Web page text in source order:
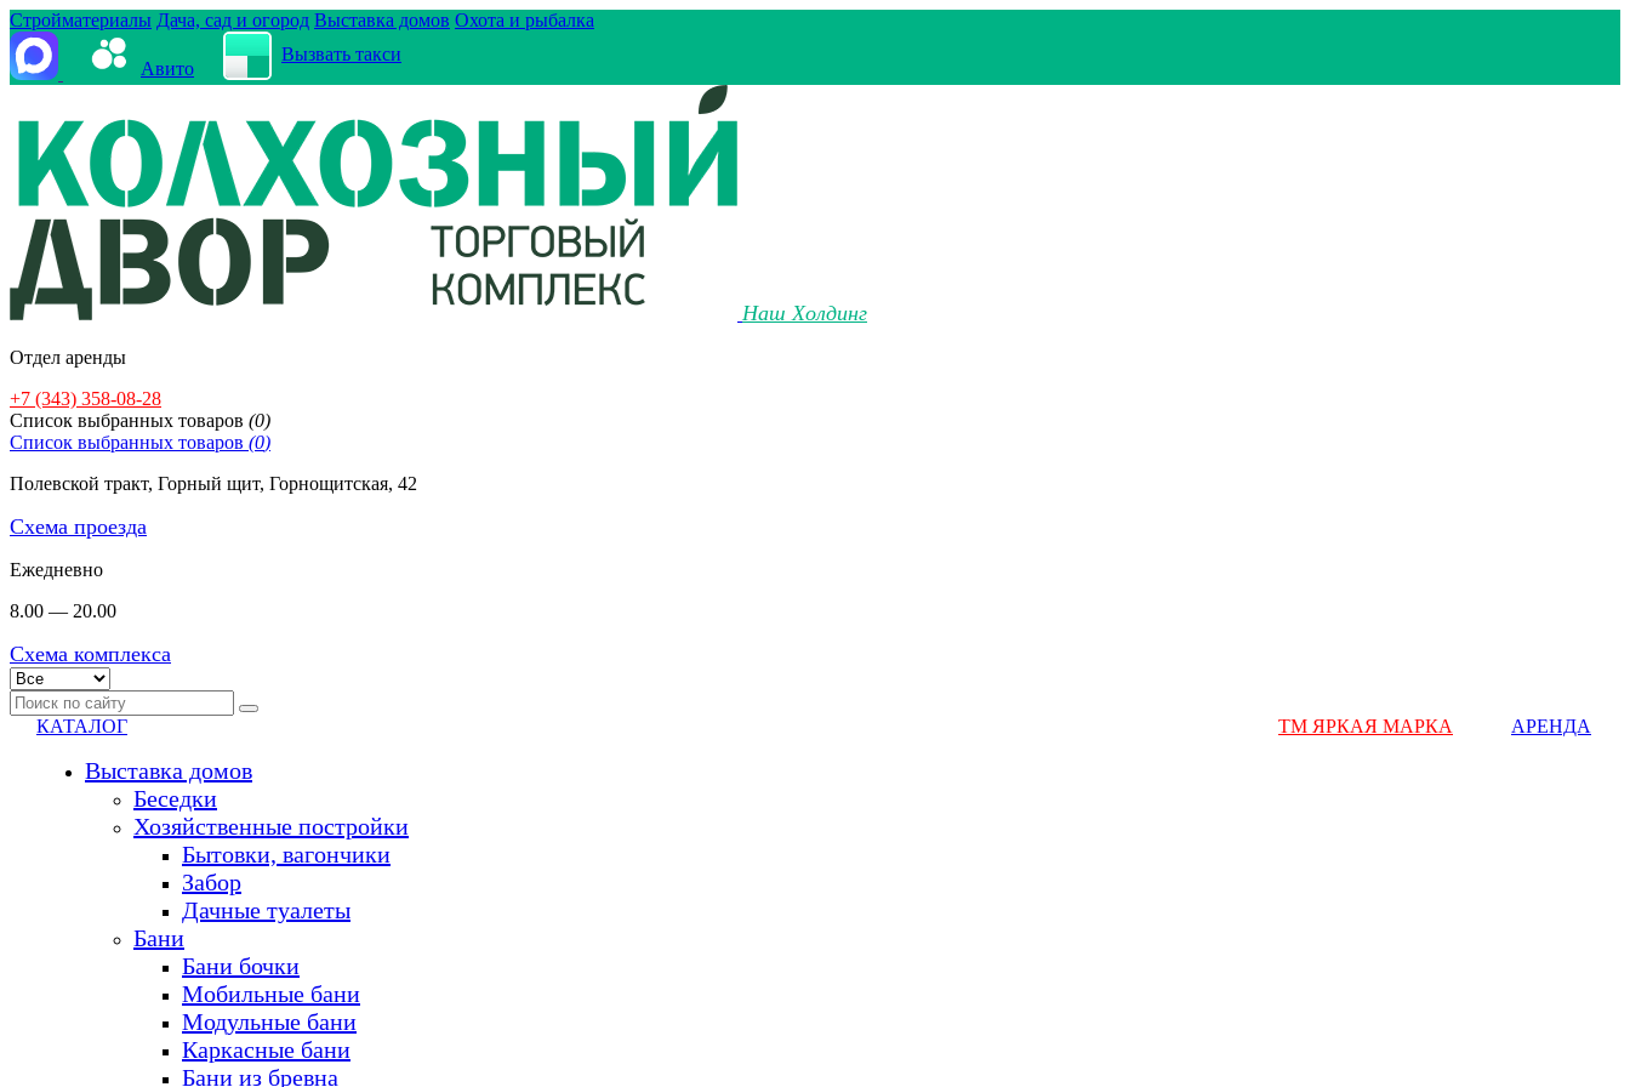
Стройматериалы Дача, сад и огород Выставка домов Охота и рыбалка
Авито
Вызвать такси
Наш Холдинг
Отдел аренды
+7 (343) 358-08-28
Cписок выбранных товаров (0)
Cписок выбранных товаров (0)
Полевской тракт, Горный щит, Горнощитская, 42
Схема проезда
Ежедневно
8.00 — 20.00
Схема комплекса
КАТАЛОГ
Выставка домов
Беседки
Хозяйственные постройки
Бытовки, вагончики
Забор
Дачные туалеты
Бани
Бани бочки
Мобильные бани
Модульные бани
Каркасные бани
Бани из бревна
ТМ ЯРКАЯ МАРКА АРЕНДА